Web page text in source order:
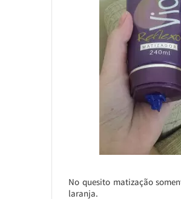
No quesito matização
laranja.